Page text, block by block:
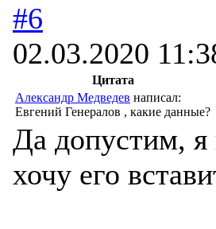
#6
02.03.2020
Цитата
Александр Медведев написал:
Евгений Генералов , какие данные?
Да допустим, я
хочу его